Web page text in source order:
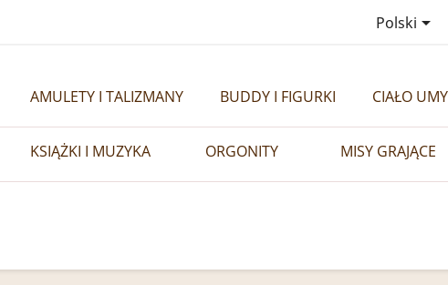
Polski
AMULETY I TALIZMANY BUDDY I FIGURKI CIAŁO
KSIĄŻKI I MUZYKA ORGONITY MISY GRAJĄCE